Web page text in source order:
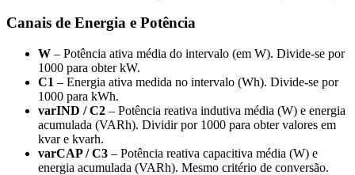
Canais de Energia e Potência
W – Potência ativa média do intervalo (em W). Divide-se por
1000 para obter kW.
C1 – Energia ativa medida no intervalo (Wh). Divide-se por
1000 para kWh.
varIND / C2 – Potência reativa indutiva média (W) e energia
acumulada (VARh). Dividir por 1000 para obter valores em
kvar e kvarh.
varCAP / C3 – Potência reativa capacitiva média (W) e
energia acumulada (VARh). Mesmo critério de conversão.